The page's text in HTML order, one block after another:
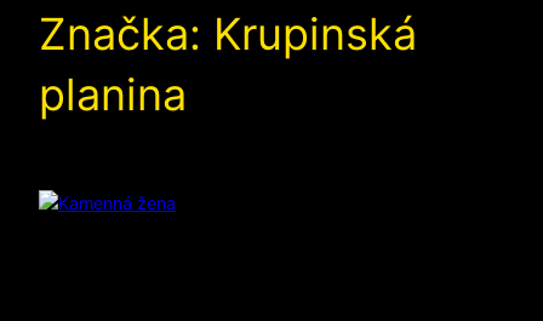
Značka: Krupinská
planina